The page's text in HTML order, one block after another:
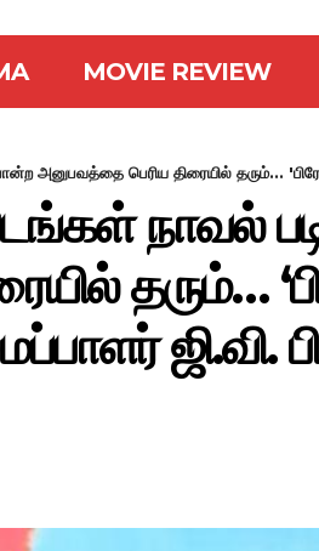
MOVIE REVIEW
அனுபவத்தை பெரிய திரையில் தரும்...
நாவல்
தரும்…
ஜி.வி.